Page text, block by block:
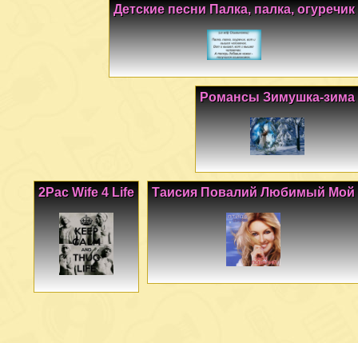
Детские песни Палка, палка, огуречик
Романсы Зимушка-зима
Таисия Повалий Любимый Мой
2Pac Wife 4 Life